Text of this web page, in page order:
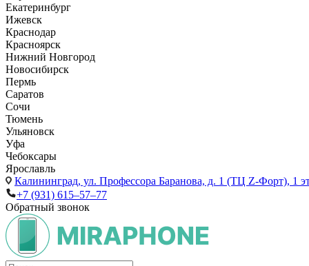
Екатеринбург
Ижевск
Краснодар
Красноярск
Нижний Новгород
Новосибирск
Пермь
Саратов
Сочи
Тюмень
Ульяновск
Уфа
Чебоксары
Ярославль
Калининград, ул. Профессора Баранова, д. 1 (ТЦ Z-Форт), 1
+7 (931) 615‒57‒77
Обратный звонок